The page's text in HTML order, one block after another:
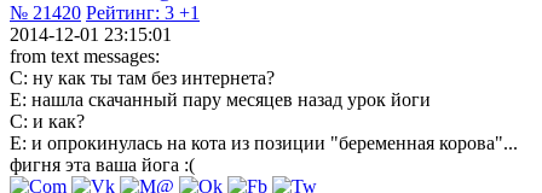
№ 21420 Рейтинг: 3 +1
2014-12-01 23:15:01
from text messages:
С: ну как ты там без интернета?
Е: нашла скачанный пару месяцев назад урок йоги
С: и как?
Е: и опрокинулась на кота из позиции "беременная корова"...
фигня эта ваша йога :(